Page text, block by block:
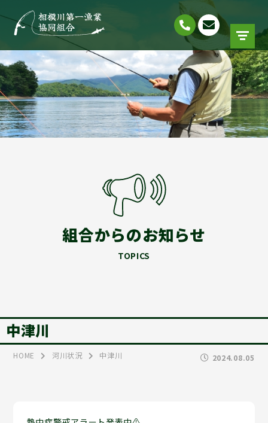
組合からのお知らせ
TOPICS
中津川
HOME 河川状況 中津川 2024.08.05